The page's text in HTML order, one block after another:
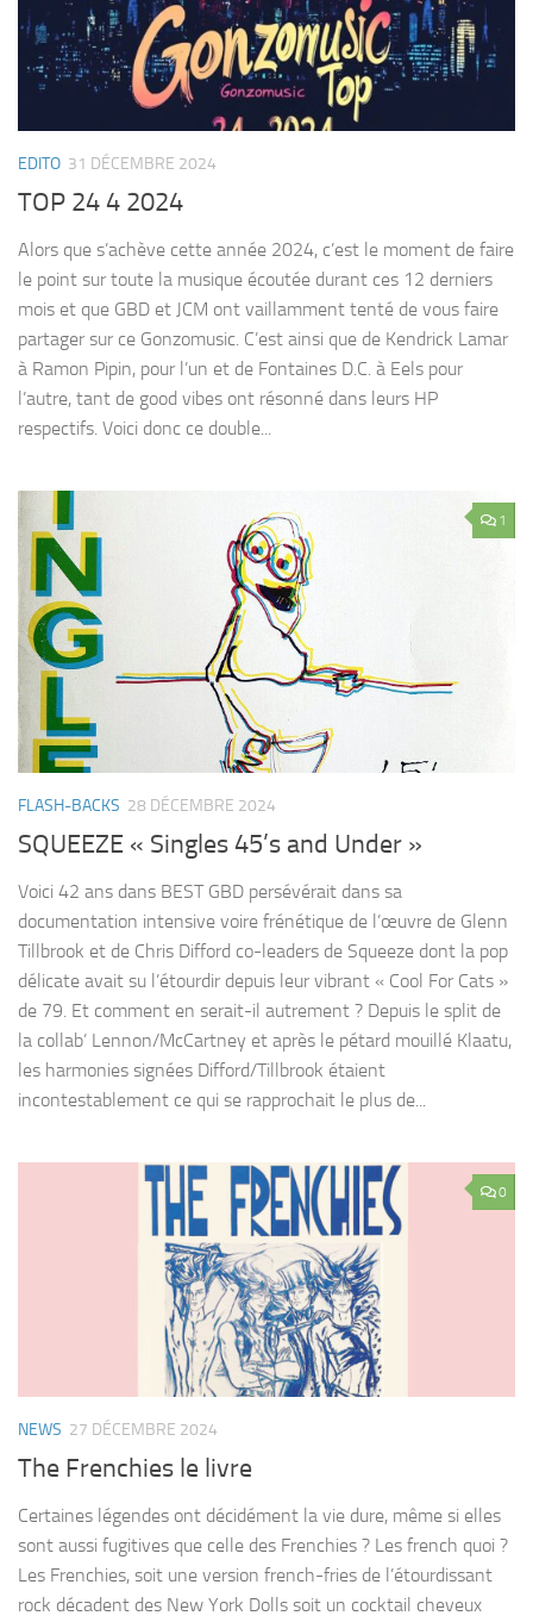
EDITO 31 DÉCEMBRE 2024
TOP 24 4 2024
Alors que s’achève cette année 2024, c’est le moment de faire
le point sur toute la musique écoutée durant ces 12 derniers
mois et que GBD et JCM ont vaillamment tenté de vous faire
partager sur ce Gonzomusic. C’est ainsi que de Kendrick Lamar
à Ramon Pipin, pour l’un et de Fontaines D.C. à Eels pour
l’autre, tant de good vibes ont résonné dans leurs HP
respectifs. Voici donc ce double...
1
FLASH-BACKS 28 DÉCEMBRE 2024
SQUEEZE « Singles 45’s and Under »
Voici 42 ans dans BEST GBD persévérait dans sa
documentation intensive voire frénétique de l’œuvre de Glenn
Tillbrook et de Chris Difford co-leaders de Squeeze dont la pop
délicate avait su l’étourdir depuis leur vibrant « Cool For Cats »
de 79. Et comment en serait-il autrement ? Depuis le split de
la collab’ Lennon/McCartney et après le pétard mouillé Klaatu,
les harmonies signées Difford/Tillbrook étaient
incontestablement ce qui se rapprochait le plus de...
0
NEWS 27 DÉCEMBRE 2024
The Frenchies le livre
Certaines légendes ont décidément la vie dure, même si elles
sont aussi fugitives que celle des Frenchies ? Les french quoi ?
Les Frenchies, soit une version french-fries de l’étourdissant
rock décadent des New York Dolls soit un cocktail cheveux